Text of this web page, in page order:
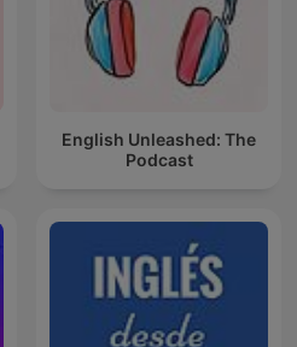
English Unleashed: The
Podcast